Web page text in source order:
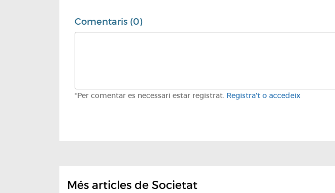
Comentaris (0)
*Per comentar es necessari estar registrat. Registra't o accedeix
Més articles de Societat